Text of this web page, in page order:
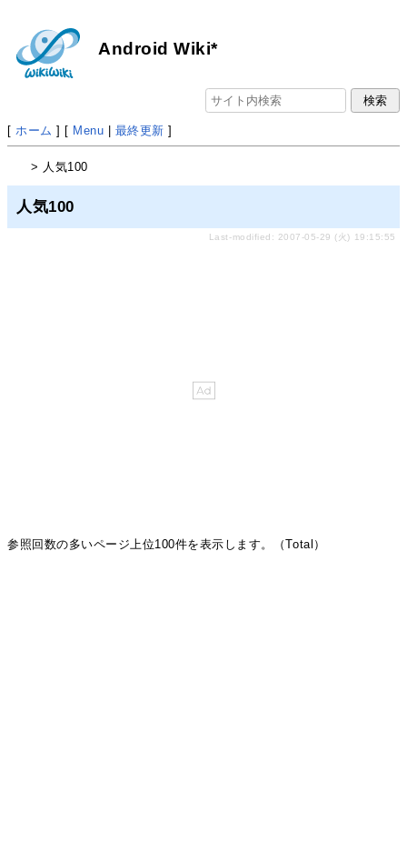
Android Wiki*
[ ホーム ] [ Menu | 最終更新 ]
> 人気100
人気100
Last-modified: 2007-05-29 (火) 19:15:55
参照回数の多いページ上位100件を表示します。（Total）